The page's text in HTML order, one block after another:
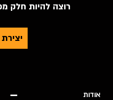
רוצה להיות חלק
אודות